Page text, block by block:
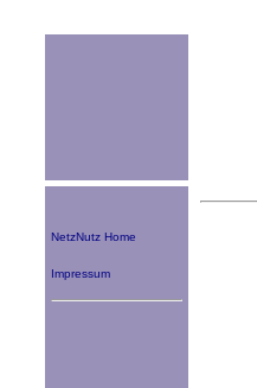
NetzNutz Home
Impressum